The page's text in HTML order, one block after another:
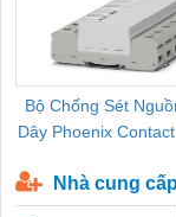
Bộ Chống Sét
Dây Phoenix
Nhà cung